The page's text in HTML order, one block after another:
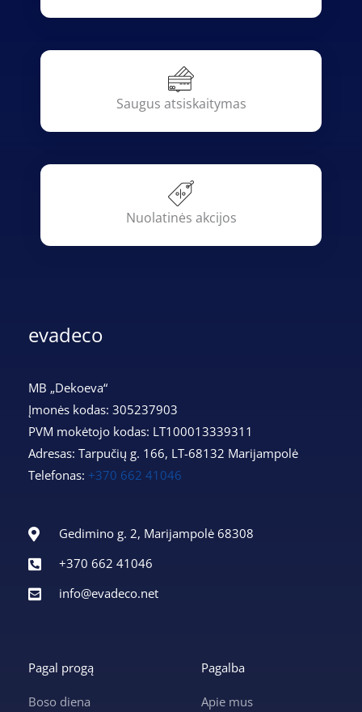
Saugus atsiskaitymas
Nuolatinės akcijos
evadeco
MB „Dekoeva“
Įmonės kodas: 305237903
PVM mokėtojo kodas: LT100013339311
Adresas: Tarpučių g. 166, LT-68132 Marijampolė
Telefonas: +370 662 41046
Gedimino g. 2, Marijampolė 68308
+370 662 41046
info@evadeco.net
Pagal progą
Boso diena
Pagalba
Apie mus